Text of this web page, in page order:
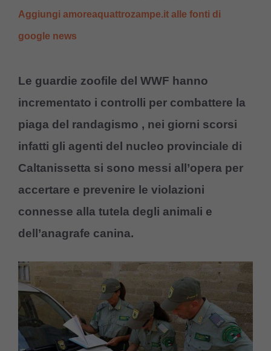
Aggiungi amoreaquattrozampe.it alle fonti di
google news
Le guardie zoofile del WWF hanno
incrementato i controlli per combattere la
piaga del randagismo , nei giorni scorsi
infatti gli agenti del nucleo provinciale di
Caltanissetta si sono messi all’opera per
accertare e prevenire le violazioni
connesse alla tutela degli animali e
dell’anagrafe canina.